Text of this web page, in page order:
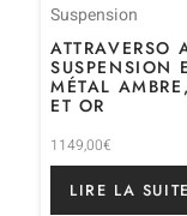
Suspension
ATTRAVERSO
SUSPENSION
MÉTAL
ET OR
1149,00€
LIRE LA SUITE